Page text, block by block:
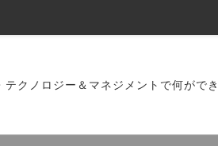
テクノロジー＆マネジメントで何がで